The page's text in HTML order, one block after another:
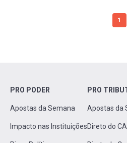
1
PRO PODER
Apostas da Semana
Impacto nas Instituições
PRO
Apostas da
Direto do